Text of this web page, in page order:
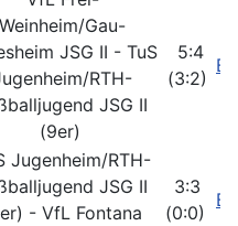
Weinheim/Gau-
JSG II - TuS
RTH-
JSG II
(9er)
5:4
(3:2)
Jugenheim/RTH-
JSG II
- VfL Fontana
3:3
(0:0)